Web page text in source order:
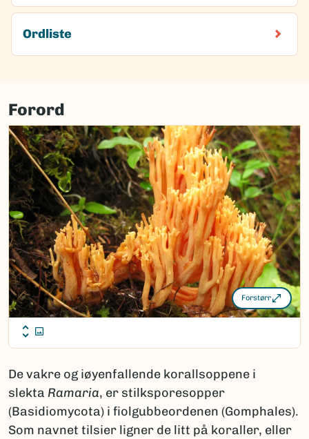
Ordliste
Forord
Forstørr
De vakre og iøyenfallende korallsoppene i
slekta Ramaria, er stilksporesopper
(Basidiomycota) i fiolgubbeordenen (Gomphales).
Som navnet tilsier ligner de litt på koraller, eller